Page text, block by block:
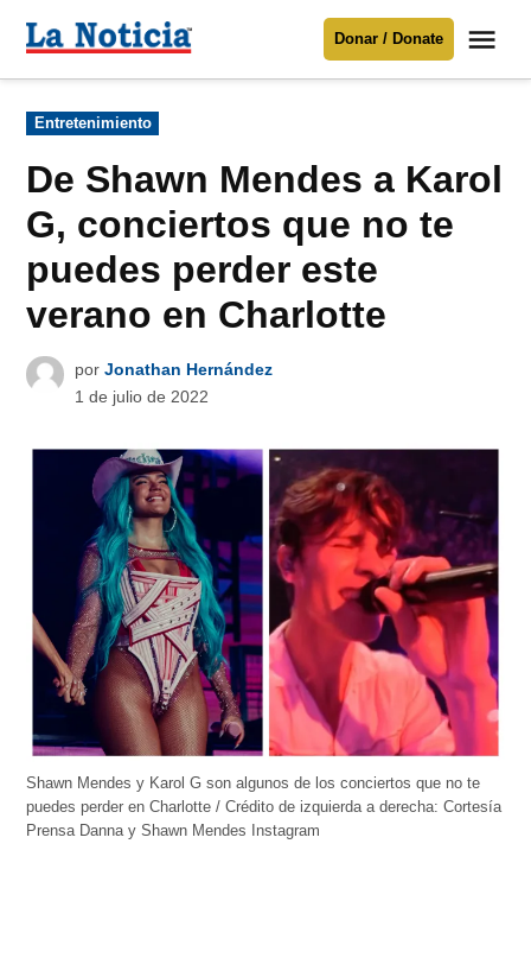
Para mantenerte informado necesitamos
Donar
contenido
Noticia
Donar / Donate
Publicado
en
Entretenimiento
De Shawn Mendes a Karol
G, conciertos que no te
puedes perder este
verano en Charlotte
por Jonathan Hernández
1 de julio de 2022
Shawn Mendes y Karol G son algunos de los conciertos que no te
puedes perder en Charlotte / Crédito de izquierda a derecha: Cortesía
Prensa Danna y Shawn Mendes Instagram